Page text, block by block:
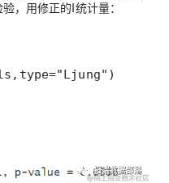
，用修正的I统计量：